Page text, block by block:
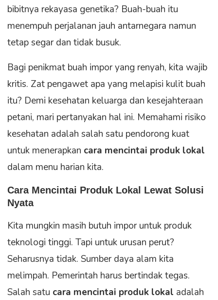
bibitnya rekayasa genetika? Buah-buah itu
menempuh perjalanan jauh antarnegara namun
tetap segar dan tidak busuk.
Bagi penikmat buah impor yang renyah, kita wajib
kritis. Zat pengawet apa yang melapisi kulit buah
itu? Demi kesehatan keluarga dan kesejahteraan
petani, mari pertanyakan hal ini. Memahami risiko
kesehatan adalah salah satu pendorong kuat
untuk menerapkan cara mencintai produk lokal
dalam menu harian kita.
Cara Mencintai Produk Lokal Lewat Solusi
Nyata
Kita mungkin masih butuh impor untuk produk
teknologi tinggi. Tapi untuk urusan perut?
Seharusnya tidak. Sumber daya alam kita
melimpah. Pemerintah harus bertindak tegas.
Salah satu cara mencintai produk lokal adalah